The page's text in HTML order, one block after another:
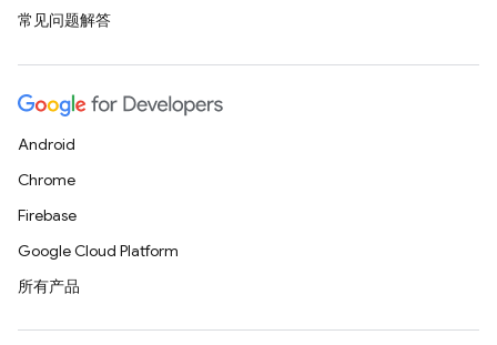
常见问题解答
Android
Chrome
Firebase
Google Cloud Platform
所有产品